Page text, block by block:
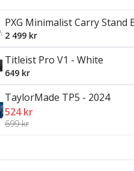
PXG Minimalist Carry Stand
2 499 kr
Titleist Pro V1 - White
649 kr
TaylorMade TP5 - 2024
524 kr
699 kr